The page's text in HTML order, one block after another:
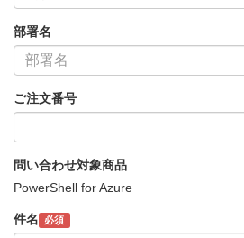
部署名
ご注文番号
問い合わせ対象商品
PowerShell for Azure
件名 必須